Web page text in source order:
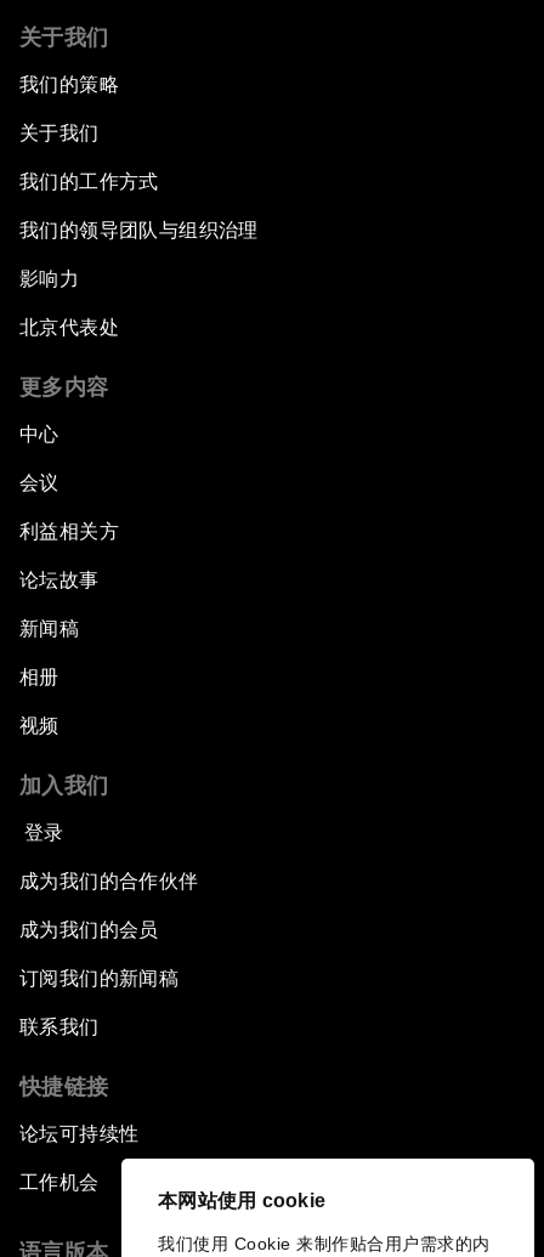
本网站使用 cookie
我们使用 Cookie 来制作贴合用户需求的内
关于我们
我们的策略
关于我们
我们的工作方式
我们的领导团队与组织治理
影响力
北京代表处
更多内容
中心
会议
利益相关方
论坛故事
新闻稿
相册
视频
加入我们
登录
成为我们的合作伙伴
成为我们的会员
订阅我们的新闻稿
联系我们
快捷链接
论坛可持续性
工作机会
语言版本